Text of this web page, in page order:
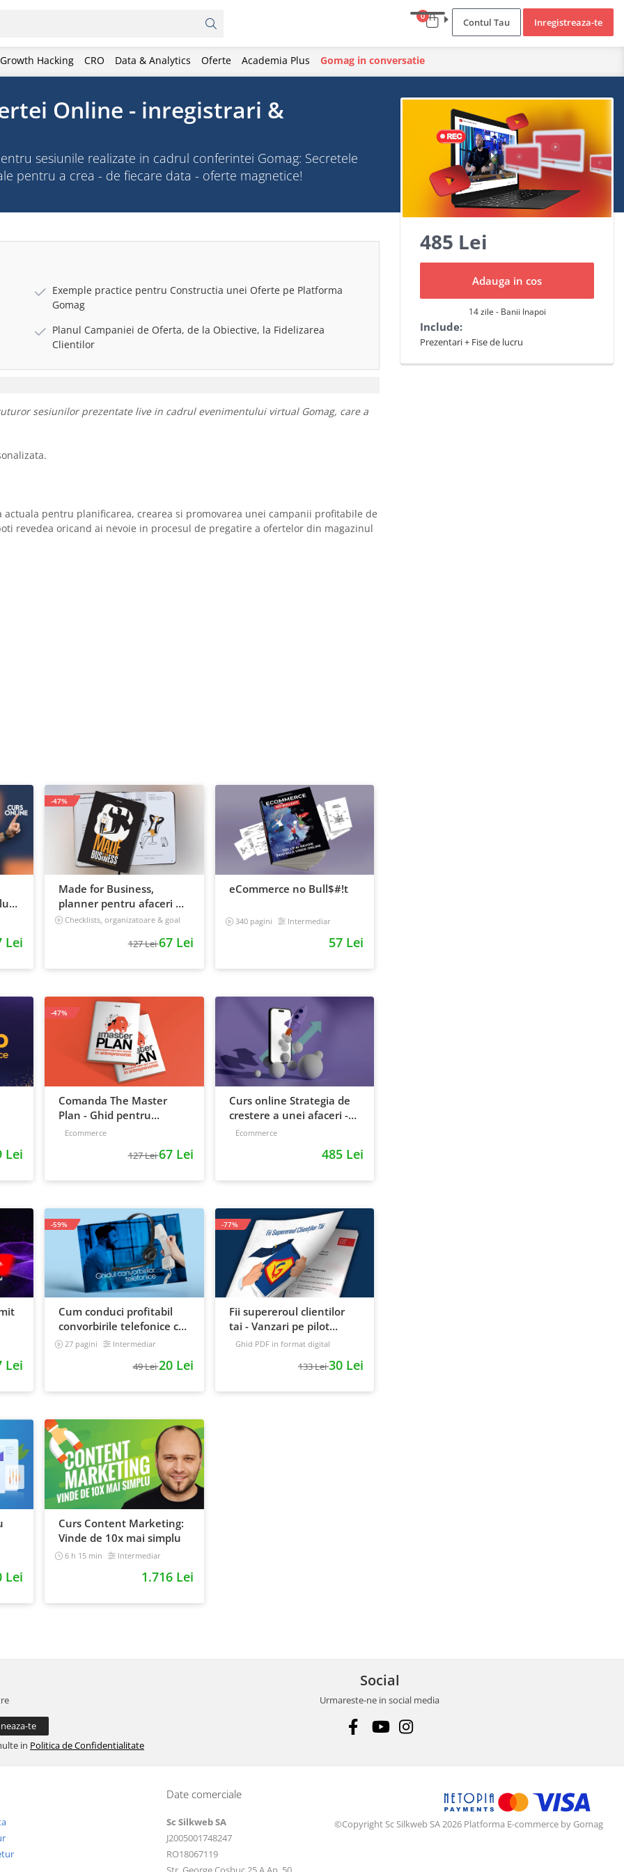
0
Contul Tau Inregistreaza-te
Growth Hacking CRO Data & Analytics Oferte Academia Plus Gomag in conversatie
Online - inregistrari &
sesiunile realizate in cadrul conferintei Gomag: Secretele
pentru a crea - de fiecare data - oferte magnetice!
485 Lei
Adauga in cos
14 zile - Banii Inapoi
Include:
Prezentari + Fise de lucru
Exemple practice pentru Constructia unei Oferte pe Platforma
Gomag
Planul Campaniei de Oferta, de la Obiective, la Fidelizarea
Clientilor
sesiunilor prezentate live in cadrul evenimentului virtual Gomag, care a
pentru planificarea, crearea si promovarea unei campanii profitabile de
revedea oricand ai nevoie in procesul de pregatire a ofertelor din magazinul
Lei
Made for Business,
planner pentru afaceri &
viata, nedatat, 240 pagini
Checklists, organizatoare & goal
127 Lei67 Lei
-47%
eCommerce no Bull$#!t
340 pagini Intermediar
57 Lei
Lei
Comanda The Master
Plan - Ghid pentru
antreprenori, 138 pagini
Ecommerce
127 Lei67 Lei
-47%
Curs online Strategia de
crestere a unei afaceri -
de la idee, la retentie si
Ecommerce
485 Lei
Lei
Cum conduci profitabil
convorbirile telefonice cu
clientii
27 pagini Intermediar
49 Lei20 Lei
-59%
Fii supereroul clientilor
tai - Vanzari pe pilot
automat
Ghid PDF in format digital
133 Lei30 Lei
-77%
Lei
Curs Content Marketing:
Vinde de 10x mai simplu
6 h 15 min Intermediar
1.716 Lei
in Politica de Confidentialitate
Social
Urmareste-ne in social media
Date comerciale
Sc Silkweb SA
J2005001748247
RO18067119
©Copyright Sc Silkweb SA 2026 Platforma E-commerce by Gomag